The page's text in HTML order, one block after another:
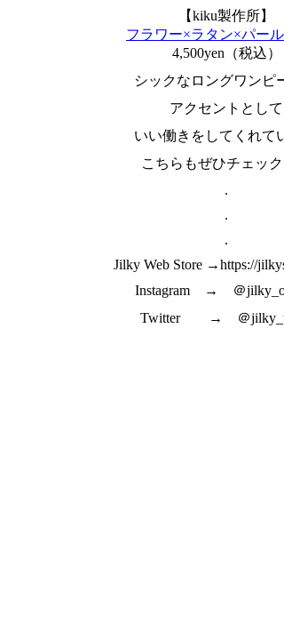
【kiku製作所】
フラワー×ラタン×パー
4,500yen（税込）
シックなロングワンピ
アクセントとして
いい働きをしてくれて
こちらもぜひチェッ
.
.
.
Jilky Web Store →https://
Instagram → ＠
Twitter → ＠